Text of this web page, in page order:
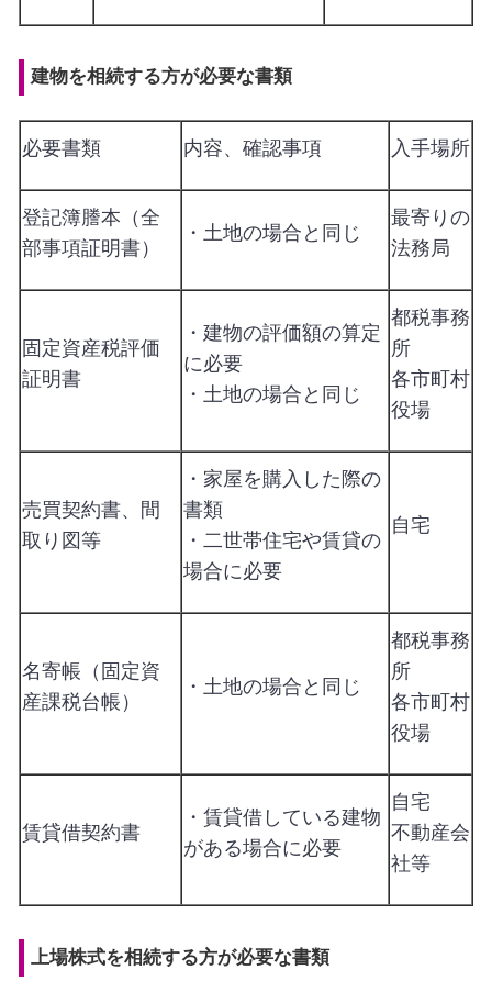
建物を相続する方が必要な書類
必要書類 内容、確認事項 入手場所
登記簿謄本（全
部事項証明書）
・土地の場合と同じ
最寄りの
法務局
固定資産税評価
証明書
・建物の評価額の算定
に必要
・土地の場合と同じ
都税事務
所
各市町村
役場
売買契約書、間
取り図等
・家屋を購入した際の
書類
・二世帯住宅や賃貸の
場合に必要
自宅
名寄帳（固定資
産課税台帳）
・土地の場合と同じ
都税事務
所
各市町村
役場
賃貸借契約書
・賃貸借している建物
がある場合に必要
自宅
不動産会
社等
上場株式を相続する方が必要な書類